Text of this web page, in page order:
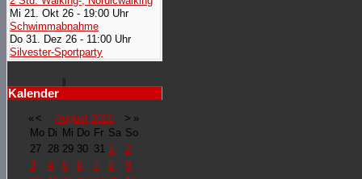
Mi 21. Okt 26 - 19:00 Uhr
Schwimmabnahme
Do 31. Dez 26 - 11:00 Uhr
Silvester-Sportparty
Kalender
« < August 2026 > »
Mo Di Mi Do Fr Sa So
27 28 29 30 31 1
2
3
4 5 6 7 8
9